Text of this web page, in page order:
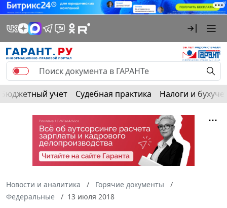
Бюджетный учет Судебная практика Налоги и
Новости и аналитика
Горячие документы
Федеральные
13 июля 2018